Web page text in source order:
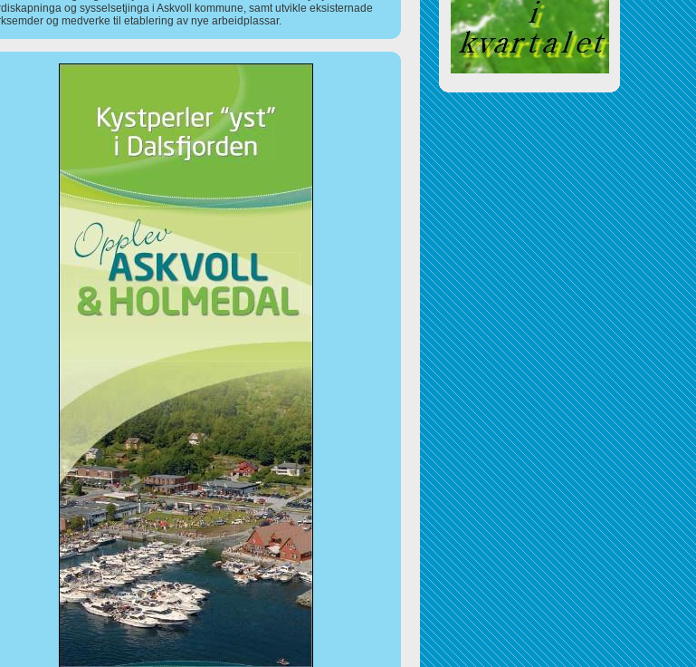
og sysselsetjinga i Askvoll kommune, samt utvikle eksisternade
og medverke til etablering av nye arbeidplassar.